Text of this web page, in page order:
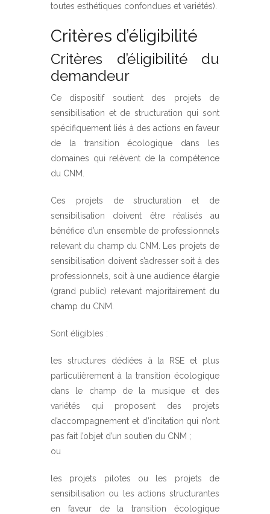
toutes esthétiques confondues et variétés).
Critères d’éligibilité
Critères d’éligibilité du
demandeur
Ce dispositif soutient des projets de
sensibilisation et de structuration qui sont
spécifiquement liés à des actions en faveur
de la transition écologique dans les
domaines qui relèvent de la compétence
du CNM.
Ces projets de structuration et de
sensibilisation doivent être réalisés au
bénéfice d’un ensemble de professionnels
relevant du champ du CNM. Les projets de
sensibilisation doivent s’adresser soit à des
professionnels, soit à une audience élargie
(grand public) relevant majoritairement du
champ du CNM.
Sont éligibles :
les structures dédiées à la RSE et plus
particulièrement à la transition écologique
dans le champ de la musique et des
variétés qui proposent des projets
d’accompagnement et d’incitation qui n’ont
pas fait l’objet d’un soutien du CNM ;
ou
les projets pilotes ou les projets de
sensibilisation ou les actions structurantes
en faveur de la transition écologique